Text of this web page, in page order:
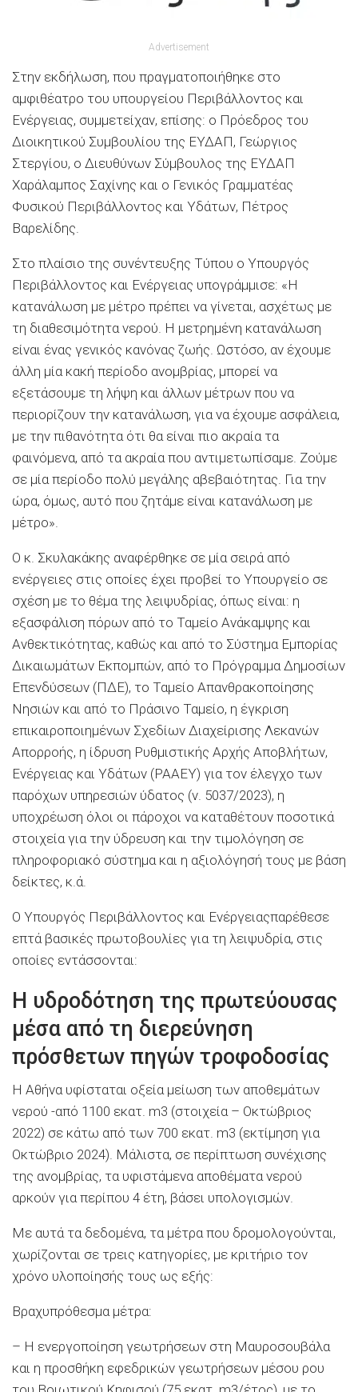
Advertisement
Στην εκδήλωση, που πραγματοποιήθηκε στο
αμφιθέατρο του υπουργείου Περιβάλλοντος και
Ενέργειας, συμμετείχαν, επίσης: ο Πρόεδρος του
Διοικητικού Συμβουλίου της ΕΥΔΑΠ, Γεώργιος
Στεργίου, ο Διευθύνων Σύμβουλος της ΕΥΔΑΠ
Χαράλαμπος Σαχίνης και ο Γενικός Γραμματέας
Φυσικού Περιβάλλοντος και Υδάτων, Πέτρος
Βαρελίδης.
Στο πλαίσιο της συνέντευξης Τύπου ο Υπουργός
Περιβάλλοντος και Ενέργειας υπογράμμισε: «Η
κατανάλωση με μέτρο πρέπει να γίνεται, ασχέτως με
τη διαθεσιμότητα νερού. Η μετρημένη κατανάλωση
είναι ένας γενικός κανόνας ζωής. Ωστόσο, αν έχουμε
άλλη μία κακή περίοδο ανομβρίας, μπορεί να
εξετάσουμε τη λήψη και άλλων μέτρων που να
περιορίζουν την κατανάλωση, για να έχουμε ασφάλεια,
με την πιθανότητα ότι θα είναι πιο ακραία τα
φαινόμενα, από τα ακραία που αντιμετωπίσαμε. Ζούμε
σε μία περίοδο πολύ μεγάλης αβεβαιότητας. Για την
ώρα, όμως, αυτό που ζητάμε είναι κατανάλωση με
μέτρο».
Ο κ. Σκυλακάκης αναφέρθηκε σε μία σειρά από
ενέργειες στις οποίες έχει προβεί το Υπουργείο σε
σχέση με το θέμα της λειψυδρίας, όπως είναι: η
εξασφάλιση πόρων από το Ταμείο Ανάκαμψης και
Ανθεκτικότητας, καθώς και από το Σύστημα Εμπορίας
Δικαιωμάτων Εκπομπών, από το Πρόγραμμα Δημοσίων
Επενδύσεων (ΠΔΕ), το Ταμείο Απανθρακοποίησης
Νησιών και από το Πράσινο Ταμείο, η έγκριση
επικαιροποιημένων Σχεδίων Διαχείρισης Λεκανών
Απορροής, η ίδρυση Ρυθμιστικής Αρχής Αποβλήτων,
Ενέργειας και Υδάτων (ΡΑΑΕΥ) για τον έλεγχο των
παρόχων υπηρεσιών ύδατος (ν. 5037/2023), η
υποχρέωση όλοι οι πάροχοι να καταθέτουν ποσοτικά
στοιχεία για την ύδρευση και την τιμολόγηση σε
πληροφοριακό σύστημα και η αξιολόγησή τους με βάση
δείκτες, κ.ά.
Ο Υπουργός Περιβάλλοντος και Ενέργειαςπαρέθεσε
επτά βασικές πρωτοβουλίες για τη λειψυδρία, στις
οποίες εντάσσονται:
Η υδροδότηση της πρωτεύουσας
μέσα από τη διερεύνηση
πρόσθετων πηγών τροφοδοσίας
Η Αθήνα υφίσταται οξεία μείωση των αποθεμάτων
νερού -από 1100 εκατ. m3 (στοιχεία – Οκτώβριος
2022) σε κάτω από των 700 εκατ. m3 (εκτίμηση για
Οκτώβριο 2024). Μάλιστα, σε περίπτωση συνέχισης
της ανομβρίας, τα υφιστάμενα αποθέματα νερού
αρκούν για περίπου 4 έτη, βάσει υπολογισμών.
Με αυτά τα δεδομένα, τα μέτρα που δρομολογούνται,
χωρίζονται σε τρεις κατηγορίες, με κριτήριο τον
χρόνο υλοποίησής τους ως εξής:
Βραχυπρόθεσμα μέτρα:
– Η ενεργοποίηση γεωτρήσεων στη Μαυροσουβάλα
και η προσθήκη εφεδρικών γεωτρήσεων μέσου ρου